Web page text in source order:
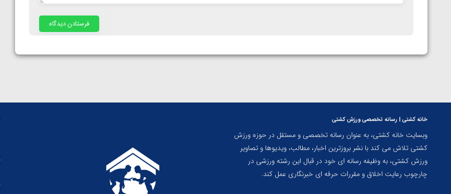
خانه کشتی | رسانه تخصصی ورزش کشتی
وبسایت خانه کشتی، به عنوان رسانه تخصصی و مستقل در حوزه ورزش
کشتی تلاش می کند با نشر بروزترین اخبار، مطالب، ویدیوها و تصاویر
ورزش کشتی، به وظیفه رسانه ای خود در قبال این رشته ورزشی در
چارچوب رعایت اخلاق و مقررات حرفه ای خبرنگاری عمل کند.